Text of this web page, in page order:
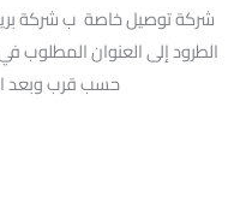
شركة توصيل خاصة ب شركة
الطرود إلى العنوان المطلوب
حسب قرب وبعد